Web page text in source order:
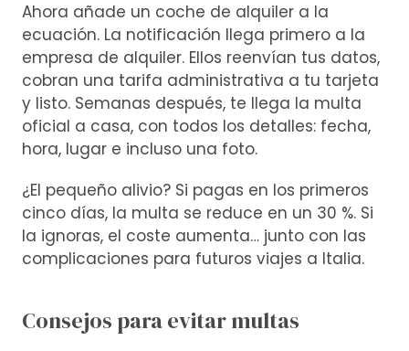
Ahora añade un coche de alquiler a la
ecuación. La notificación llega primero a la
empresa de alquiler. Ellos reenvían tus datos,
cobran una tarifa administrativa a tu tarjeta
y listo. Semanas después, te llega la multa
oficial a casa, con todos los detalles: fecha,
hora, lugar e incluso una foto.
¿El pequeño alivio? Si pagas en los primeros
cinco días, la multa se reduce en un 30 %. Si
la ignoras, el coste aumenta… junto con las
complicaciones para futuros viajes a Italia.
Consejos para evitar multas